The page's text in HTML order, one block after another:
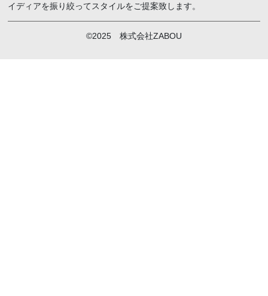
イディアを振り絞ってスタイルをご提案致します。
©2025 株式会社ZABOU